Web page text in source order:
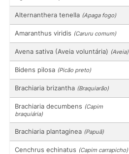
Alternanthera tenella (Apaga fogo)
Amaranthus viridis (Caruru comum)
Avena sativa (Aveia voluntária) (Aveia)
Bidens pilosa (Picão preto)
Brachiaria brizantha (Braquiarão)
Brachiaria decumbens (Capim
braquiária)
Brachiaria plantaginea (Papuã)
Cenchrus echinatus (Capim carrapicho)